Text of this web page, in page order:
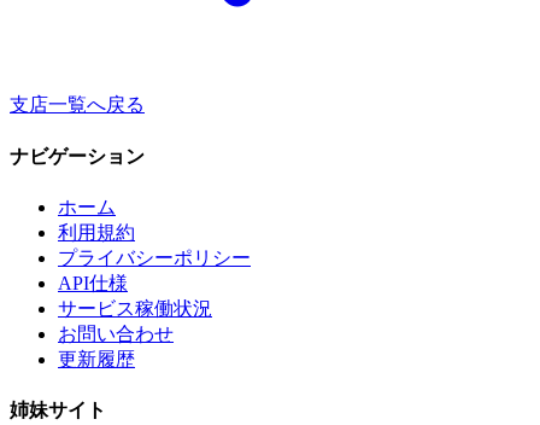
支店一覧へ戻る
ナビゲーション
ホーム
利用規約
プライバシーポリシー
API仕様
サービス稼働状況
お問い合わせ
更新履歴
姉妹サイト